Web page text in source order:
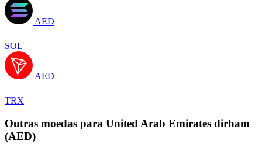
AED
SOL
AED
TRX
Outras moedas para United Arab Emirates dirham
(AED)